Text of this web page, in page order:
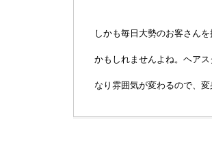
しかも毎日大勢のお客さん
かもしれませんよね。ヘア
なり雰囲気が変わるので、